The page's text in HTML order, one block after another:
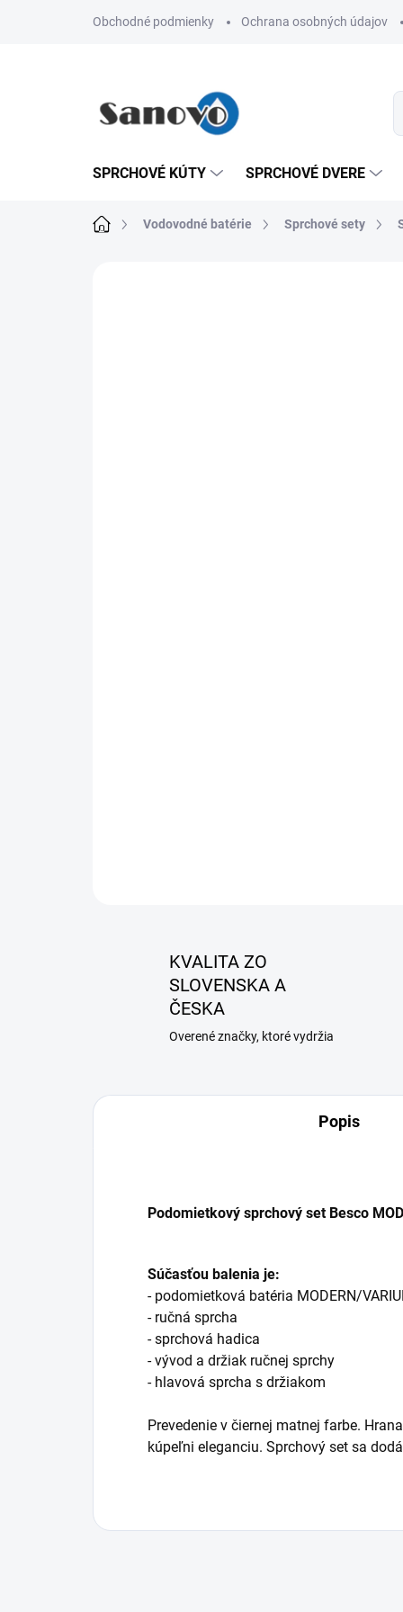
Obchodné podmienky Ochrana osobných údajov
SPRCHOVÉ KÚTY SPRCHOVÉ DVERE
DomovVodovodné batérie Sprchové sety
KVALITA ZO
SLOVENSKA A
ČESKA
Overené značky, ktoré vydržia
Popis
Podomietkový sprchový set Besco
Súčasťou balenia je:
- podomietková batéria MODERN/
- ručná sprcha
- sprchová hadica
- vývod a držiak ručnej sprchy
- hlavová sprcha s držiakom
Prevedenie v čiernej matnej farbe.
kúpeľni eleganciu. Sprchový set sa